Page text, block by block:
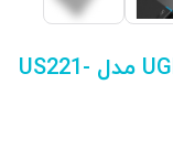
باکس هارد USB0.3 یوگرین UGREEN مدل US221-